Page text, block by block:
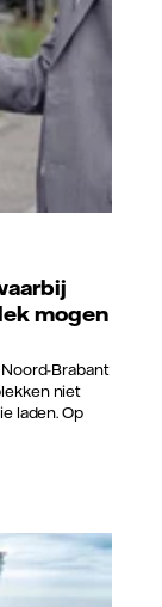
mogen
Brabant
niet
laden. Op